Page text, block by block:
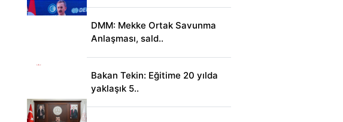
DMM: Mekke Ortak Savunma
Anlaşması, sald..
Bakan Tekin: Eğitime 20 yılda
yaklaşık 5..